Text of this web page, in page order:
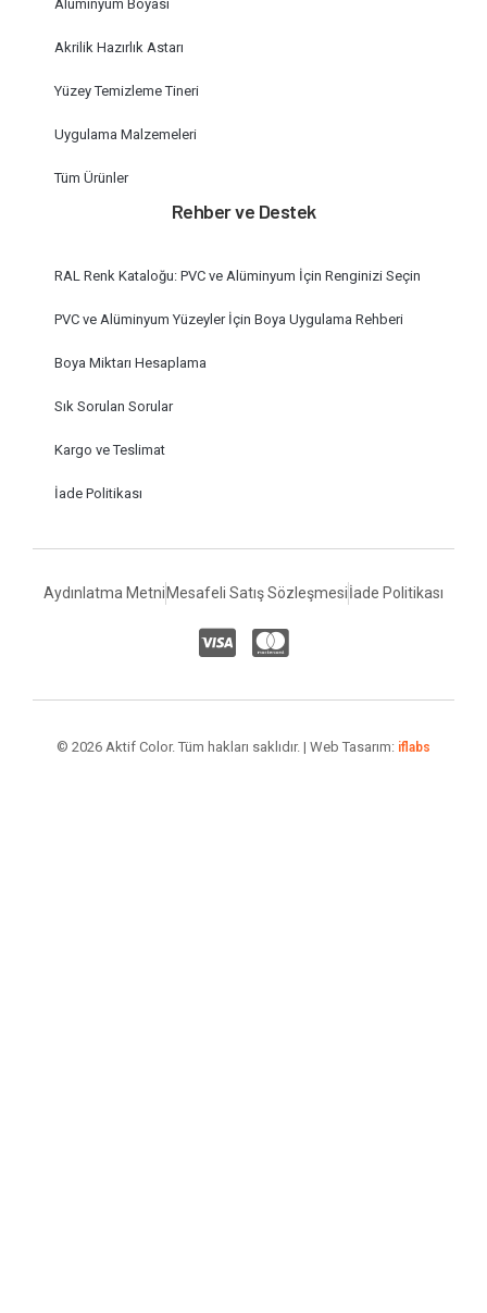
Alüminyum Boyası
Akrilik Hazırlık Astarı
Yüzey Temizleme Tineri
Uygulama Malzemeleri
Tüm Ürünler
Rehber ve Destek
RAL Renk Kataloğu: PVC ve Alüminyum İçin Renginizi Seçin
PVC ve Alüminyum Yüzeyler İçin Boya Uygulama Rehberi
Boya Miktarı Hesaplama
Sık Sorulan Sorular
Kargo ve Teslimat
İade Politikası
Aydınlatma Metni Mesafeli Satış Sözleşmesiİade Politikası
© 2026 Aktif Color. Tüm hakları saklıdır. | Web Tasarım: iflabs